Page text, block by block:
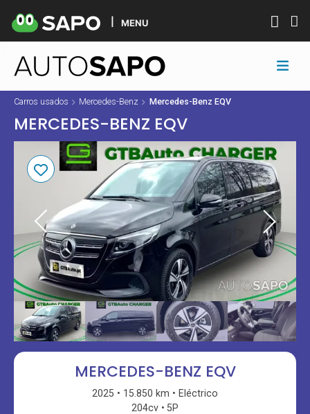
MENU
Carros usados Mercedes-Benz Mercedes-Benz EQV
MERCEDES-BENZ EQV
MERCEDES-BENZ EQV
2025 15.850 km
Eléctrico
204cv
5P